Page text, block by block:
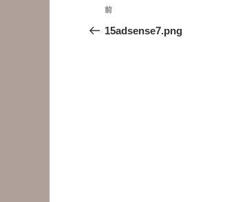
投
稿
前
の
前
15adsense7.png